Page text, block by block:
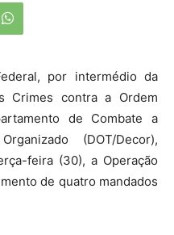
por intermédio da
Crimes contra a Ordem
de Combate a
(DOT/Decor),
feira (30), a Operação
de quatro mandados